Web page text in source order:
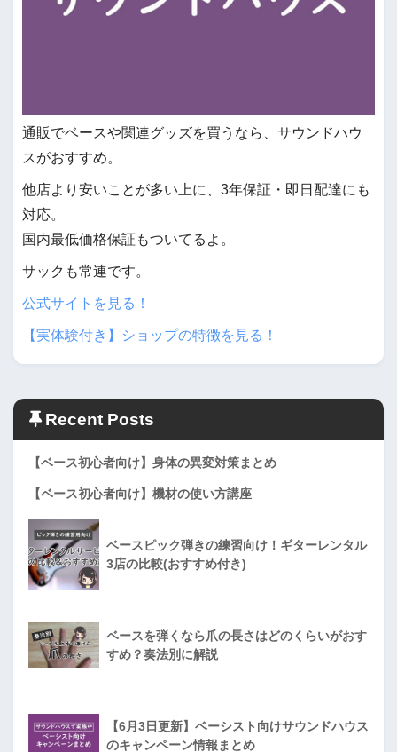
通販でベースや関連グッズを買うなら、サウンドハウ
スがおすすめ。
他店より安いことが多い上に、3年保証・即日配達にも
対応。
国内最低価格保証もついてるよ。
サックも常連です。
公式サイトを見る！
【実体験付き】ショップの特徴を見る！
Recent Posts
【ベース初心者向け】身体の異変対策まとめ
【ベース初心者向け】機材の使い方講座
ベースピック弾きの練習向け！ギターレンタル
3店の比較(おすすめ付き)
ベースを弾くなら爪の長さはどのくらいがおす
すめ？奏法別に解説
【6月3日更新】ベーシスト向けサウンドハウス
のキャンペーン情報まとめ